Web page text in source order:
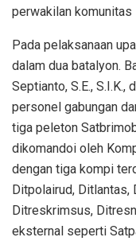
perwakilan komunitas
Pada pelaksanaan
dalam dua batalyon.
Septianto, S.E.,
personel gabungan
tiga peleton
dikomandoi oleh
dengan tiga kompi
Ditpolairud,
Ditreskrimsus,
eksternal seperti